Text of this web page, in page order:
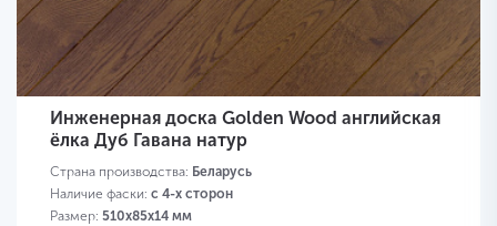
Инженерная доска Golden Wood английская
ёлка Дуб Гавана натур
Страна производства: Беларусь
Наличие фаски: с 4-х сторон
Размер: 510х85х14 мм